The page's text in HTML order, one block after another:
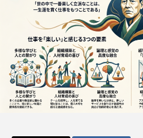
エレベーター広告とか
言うのか何なのか
admin
2026.04.10